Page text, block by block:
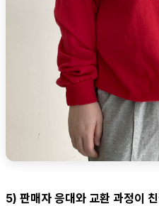
5) 판매자 응대와 교환 과정이